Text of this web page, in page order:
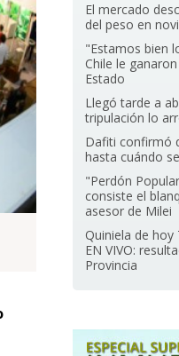
El mercado
del peso en
"Estamos bien
Chile le
Estado
Llegó tarde a
tripulación lo
Dafiti confirmó
hasta cuándo
"Perdón
consiste el
asesor de Milei
Quiniela de hoy
EN VIVO:
Provincia